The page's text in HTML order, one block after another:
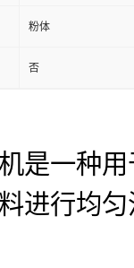
粉体
否
是一种
进行均